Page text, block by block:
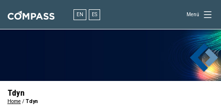
contenido
Menú
EN ES
Tdyn
Home / Tdyn